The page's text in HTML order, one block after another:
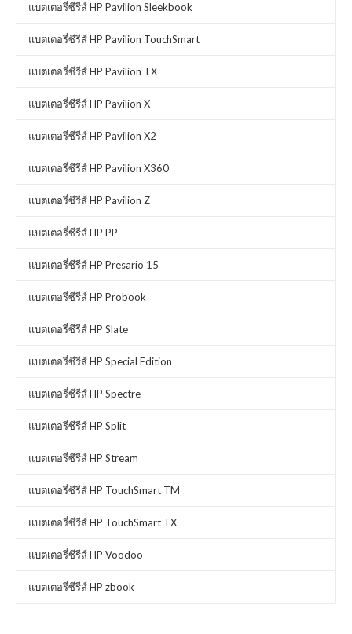
แบตเตอรี่ซีรีส์ HP Pavilion Sleekbook
แบตเตอรี่ซีรีส์ HP Pavilion TouchSmart
แบตเตอรี่ซีรีส์ HP Pavilion TX
แบตเตอรี่ซีรีส์ HP Pavilion X
แบตเตอรี่ซีรีส์ HP Pavilion X2
แบตเตอรี่ซีรีส์ HP Pavilion X360
แบตเตอรี่ซีรีส์ HP Pavilion Z
แบตเตอรี่ซีรีส์ HP PP
แบตเตอรี่ซีรีส์ HP Presario 15
แบตเตอรี่ซีรีส์ HP Probook
แบตเตอรี่ซีรีส์ HP Slate
แบตเตอรี่ซีรีส์ HP Special Edition
แบตเตอรี่ซีรีส์ HP Spectre
แบตเตอรี่ซีรีส์ HP Split
แบตเตอรี่ซีรีส์ HP Stream
แบตเตอรี่ซีรีส์ HP TouchSmart TM
แบตเตอรี่ซีรีส์ HP TouchSmart TX
แบตเตอรี่ซีรีส์ HP Voodoo
แบตเตอรี่ซีรีส์ HP zbook